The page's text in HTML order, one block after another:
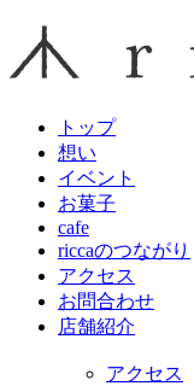
トップ
想い
イベント
お菓子
cafe
riccaのつながり
アクセス
お問合わせ
店舗紹介
アクセス